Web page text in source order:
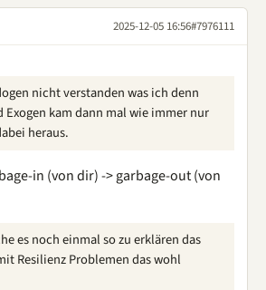
2025-12-05 16:56#7976111
nicht verstanden was ich denn
kam dann mal wie immer nur
heraus.
in (von dir) -> garbage-out (von
es noch einmal so zu erklären das
Resilienz Problemen das wohl